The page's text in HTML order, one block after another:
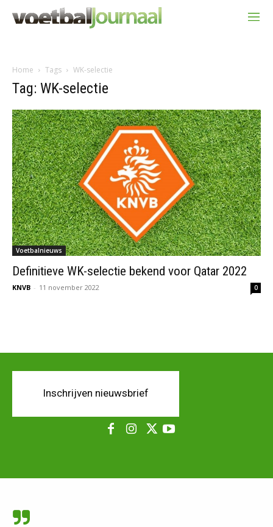
Home Tags WK-selectie
Tag: WK-selectie
Voetbalnieuws
Definitieve WK-selectie bekend voor Qatar 2022
KNVB - 11 november 2022 0
Inschrijven nieuwsbrief